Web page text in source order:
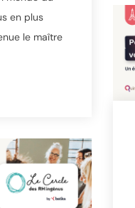
en plus
le maître